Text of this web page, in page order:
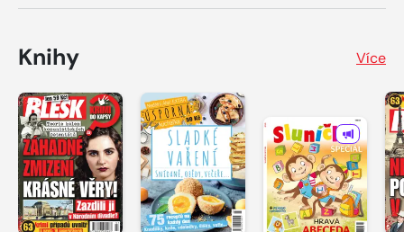
Knihy Více